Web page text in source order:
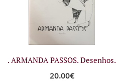
. ARMANDA PASSOS. Desenhos.
20.00€